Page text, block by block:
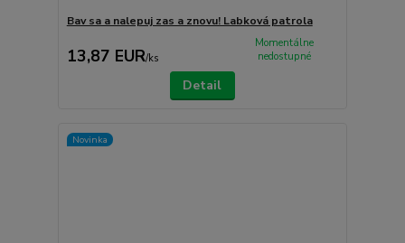
Bav sa a nalepuj zas a znovu! Labková patrola
13,87 EUR/ks
Momentálne
nedostupné
Detail
Novinka